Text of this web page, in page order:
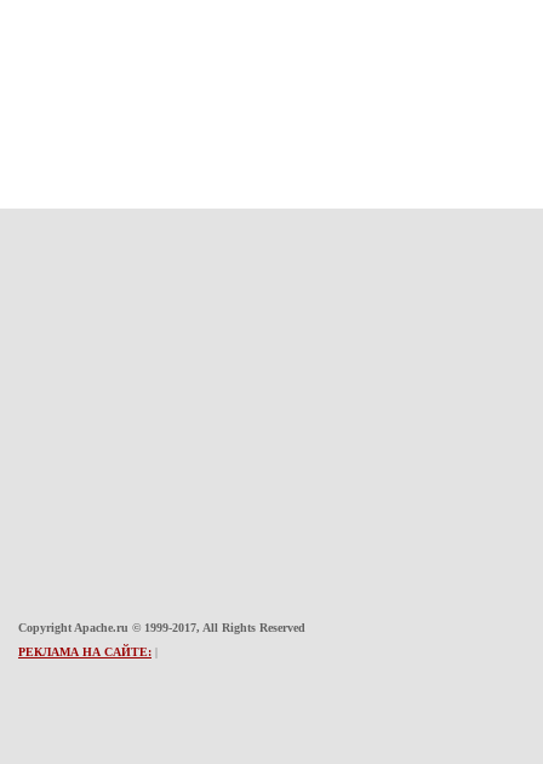
Copyright Apache.ru © 1999-2017, All Rights Reserved
РЕКЛАМА НА САЙТЕ: |